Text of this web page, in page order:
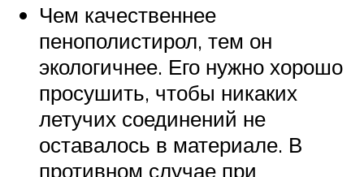
Чем качественнее
пенополистирол, тем он
экологичнее. Его нужно хорошо
просушить, чтобы никаких
летучих соединений не
оставалось в материале. В
противном случае при